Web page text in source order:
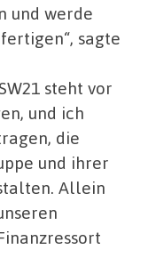
und werde
sagte
steht vor
und ich
die
und ihrer
Allein